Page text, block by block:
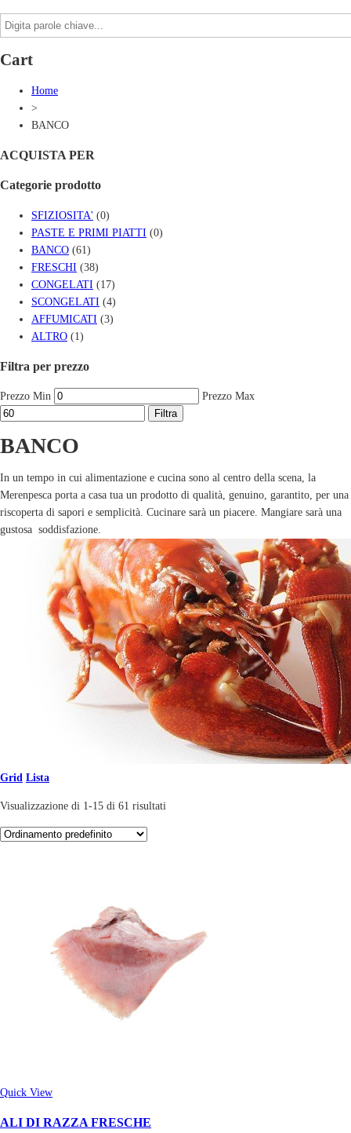
Cart
Home
>
BANCO
ACQUISTA PER
Categorie prodotto
SFIZIOSITA' (0)
PASTE E PRIMI PIATTI (0)
BANCO (61)
FRESCHI (38)
CONGELATI (17)
SCONGELATI (4)
AFFUMICATI (3)
ALTRO (1)
Filtra per prezzo
Prezzo Min
Prezzo Max
Filtra
BANCO
In un tempo in cui alimentazione e cucina sono al centro della scena, la
Merenpesca porta a casa tua un prodotto di qualità, genuino, garantito, per una
riscoperta di sapori e semplicità. Cucinare sarà un piacere. Mangiare sarà una
gustosa soddisfazione.
Grid Lista
Visualizzazione di 1-15 di 61 risultati
Quick View
ALI DI RAZZA FRESCHE